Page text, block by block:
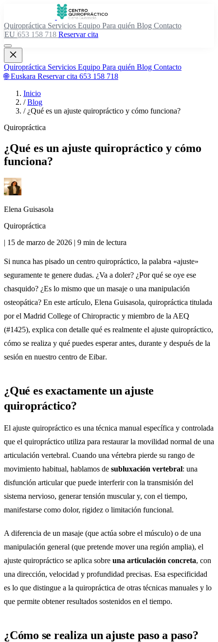
Quiropráctica Servicios Equipo Para quién Blog Contacto
EU 653 158 718 Reservar cita
Quiropráctica Servicios Equipo Para quién Blog Contacto
🌐 Euskara Reservar cita 653 158 718
Inicio
/ Blog
/ ¿Qué es un ajuste quiropráctico y cómo funciona?
Quiropráctica
¿Qué es un ajuste quiropráctico y cómo
funciona?
Elena Guisasola
Quiropráctica
| 15 de marzo de 2026 | 9 min de lectura
Si nunca has pisado un centro quiropráctico, la palabra «ajuste»
seguramente te genere dudas. ¿Va a doler? ¿Por qué se oye ese
chasquido? ¿Es lo mismo que un masaje o una manipulación
osteopática? En este artículo, Elena Guisasola, quiropráctica titulada
por el Madrid College of Chiropractic y miembro de la AEQ
(#1425), explica con detalle qué es realmente el ajuste quiropráctico,
cómo se realiza y qué puedes esperar antes, durante y después de la
sesión en nuestro centro de Eibar.
¿Qué es exactamente un ajuste
quiropráctico?
El ajuste quiropráctico es una técnica manual específica y controlada
que el quiropráctico utiliza para restaurar la movilidad normal de una
articulación vertebral. Cuando una vértebra pierde su rango de
movimiento habitual, hablamos de subluxación vertebral: una
disfunción articular que puede interferir con la transmisión del
sistema nervioso, generar tensión muscular y, con el tiempo,
manifestarse como dolor, rigidez o limitación funcional.
A diferencia de un masaje (que actúa sobre el músculo) o de una
manipulación general (que pretende mover una región amplia), el
ajuste quiropráctico se aplica sobre una articulación concreta, con
una dirección, velocidad y profundidad precisas. Esa especificidad
es lo que distingue a la quiropráctica de otras técnicas manuales y lo
que permite obtener resultados sostenidos en el tiempo.
¿Cómo se realiza un ajuste paso a paso?